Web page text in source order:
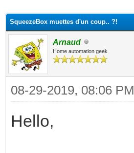
SqueezeBox muettes d'un coup.. ?!
Arnaud
Home automation geek
08-29-2019, 08:06 PM
Hello,